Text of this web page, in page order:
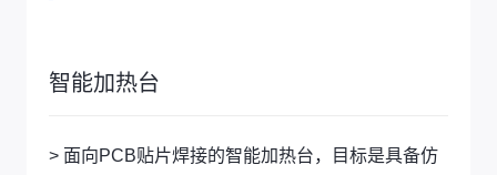
智能加热台
> 面向PCB贴片焊接的智能加热台，目标是具备仿